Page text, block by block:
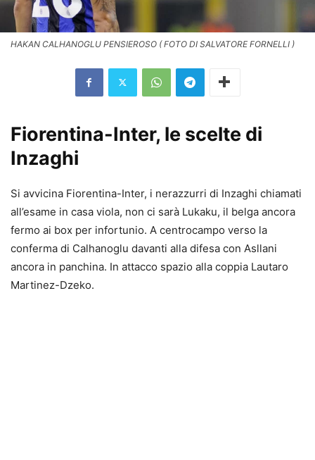
HAKAN CALHANOGLU PENSIEROSO ( FOTO DI SALVATORE FORNELLI )
Fiorentina-Inter, le scelte di
Inzaghi
Si avvicina Fiorentina-Inter, i nerazzurri di Inzaghi chiamati
all’esame in casa viola, non ci sarà Lukaku, il belga ancora
fermo ai box per infortunio. A centrocampo verso la
conferma di Calhanoglu davanti alla difesa con Asllani
ancora in panchina. In attacco spazio alla coppia Lautaro
Martinez-Dzeko.